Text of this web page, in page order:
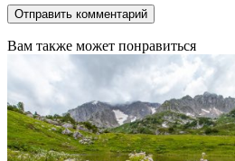
Вам также может понравиться